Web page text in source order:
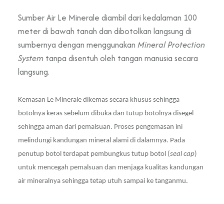
Sumber Air Le Minerale diambil dari kedalaman 100
meter di bawah tanah dan dibotolkan langsung di
sumbernya dengan menggunakan Mineral Protection
System tanpa disentuh oleh tangan manusia secara
langsung.
Kemasan Le Minerale dikemas secara khusus sehingga
botolnya keras sebelum dibuka dan tutup botolnya disegel
sehingga aman dari pemalsuan. Proses pengemasan ini
melindungi kandungan mineral alami di dalamnya. Pada
penutup botol terdapat pembungkus tutup botol (seal cap)
untuk mencegah pemalsuan dan menjaga kualitas kandungan
air mineralnya sehingga tetap utuh sampai ke tanganmu.